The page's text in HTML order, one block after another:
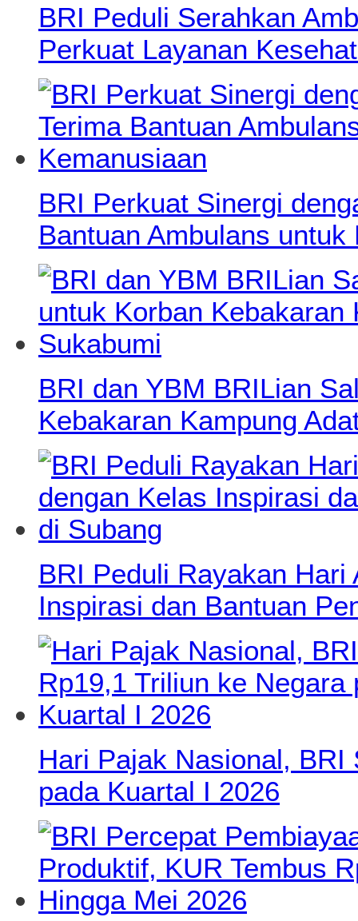
BRI Peduli Serahkan
Perkuat Layanan
BRI Perkuat Sinergi
Bantuan Ambulans
BRI dan YBM BRILian
Kebakaran Kampung
BRI Peduli Rayakan
Inspirasi dan Bantuan
Hari Pajak Nasional, BRI
pada Kuartal I 2026